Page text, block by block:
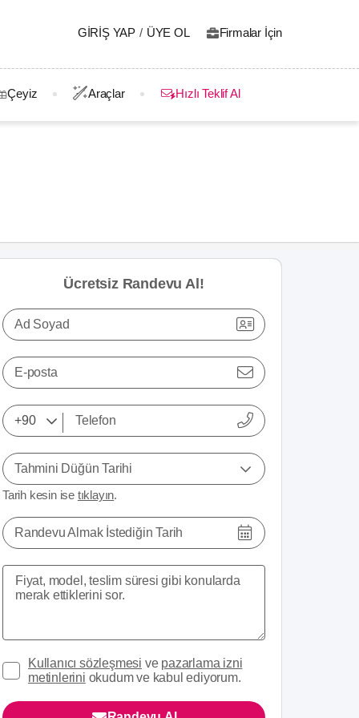
GIRIŞ YAP / ÜYE OL Firmalar İçin
Çeyiz Araçlar Hızlı Teklif Al
Ücretsiz Randevu Al!
Ad Soyad
E-posta
Tahmini Düğün Tarihi
Tarih kesin ise tıklayın.
Randevu Almak İstediğin Tarih
Kullanıcı sözleşmesi ve pazarlama izni
metinlerini okudum ve kabul ediyorum.